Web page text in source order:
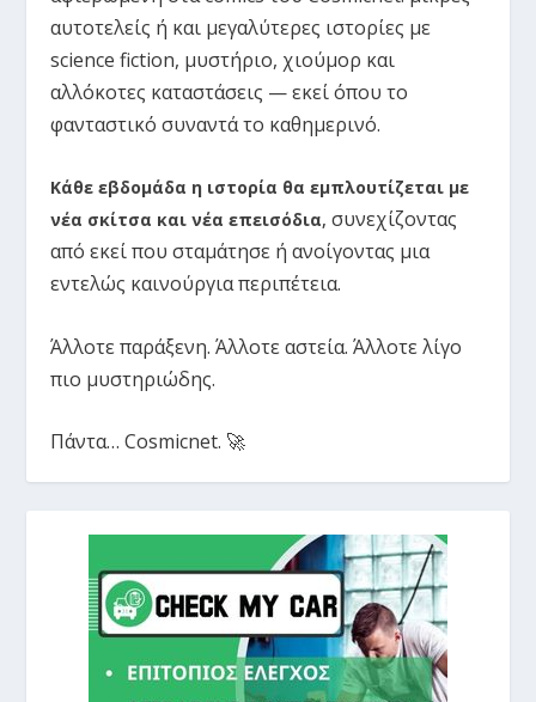
αυτοτελείς ή και μεγαλύτερες ιστορίες με
science fiction, μυστήριο, χιούμορ και
αλλόκοτες καταστάσεις — εκεί όπου το
φανταστικό συναντά το καθημερινό.
Κάθε εβδομάδα η ιστορία θα εμπλουτίζεται με
νέα σκίτσα και νέα επεισόδια, συνεχίζοντας
από εκεί που σταμάτησε ή ανοίγοντας μια
εντελώς καινούργια περιπέτεια.
Άλλοτε παράξενη. Άλλοτε αστεία. Άλλοτε λίγο
πιο μυστηριώδης.
Πάντα… Cosmicnet. 🚀